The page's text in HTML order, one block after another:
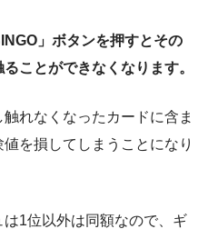
」ボタンを押すとその
ことができなくなります。
れなくなったカードに含ま
を損してしまうことになり
1位以外は同額なので、ギ